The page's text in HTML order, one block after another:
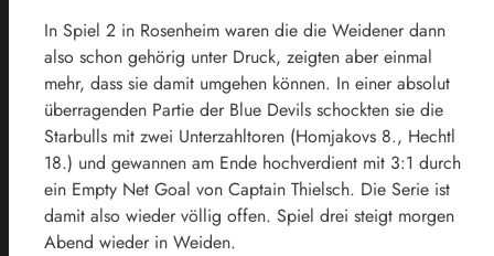
In Spiel 2 in Rosenheim waren die die Weidener dann
also schon gehörig unter Druck, zeigten aber einmal
mehr, dass sie damit umgehen können. In einer absolut
überragenden Partie der Blue Devils schockten sie die
Starbulls mit zwei Unterzahltoren (Homjakovs 8., Hechtl
18.) und gewannen am Ende hochverdient mit 3:1 durch
ein Empty Net Goal von Captain Thielsch. Die Serie ist
damit also wieder völlig offen. Spiel drei steigt morgen
Abend wieder in Weiden.